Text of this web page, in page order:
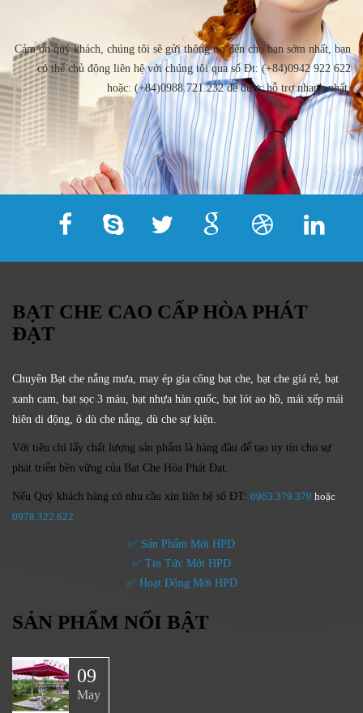
Cảm ơn quý khách, chúng tôi sẽ gửi thông tin đến cho bạn sớm nhất, bạn
có thể chủ động liên hệ với chúng tôi qua số Đt: (+84)0942 922 622
hoặc: (+84)0988.721.232 để được hỗ trợ nhanh nhất.
BẠT CHE CAO CẤP HÒA PHÁT
ĐẠT
Chuyên Bạt che nắng mưa, may ép gia công bạt che, bạt che giá rẻ, bạt
xanh cam, bạt sọc 3 màu, bạt nhựa hàn quốc, bạt lót ao hồ, mái xếp mái
hiên di động, ô dù che nắng, dù che sự kiện.
Với tiêu chí lấy chất lượng sản phẩm là hàng đầu để tạo uy tín cho sự
phát triển bền vững của Bạt Che Hòa Phát Đạt.
Nếu Quý khách hàng có nhu cầu xin liên hệ số ĐT: 0963.379.379 hoặc
0978.322.622
✅ Sản Phẩm Mới HPD
✅ Tin Tức Mới HPD
✅ Hoạt Động Mới HPD
SẢN PHẨM NỔI BẬT
09
May